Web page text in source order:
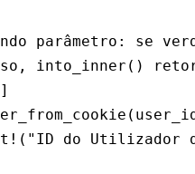
parâmetro: se
into_inner()
(user_id
( "ID do Utilizador